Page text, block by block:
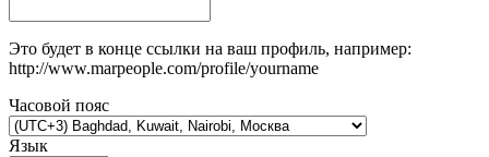
Это будет в конце ссылки на ваш профиль, например:
http://www.marpeople.com/profile/yourname
Часовой пояс
Язык